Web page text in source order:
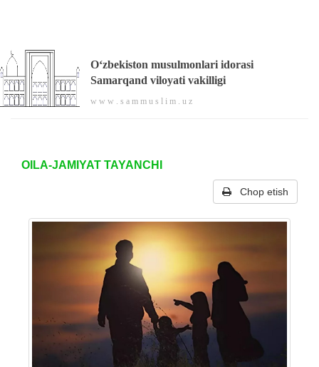
O‘zbekiston musulmonlari idorasi
Samarqand viloyati vakilligi
w w w . s a m m u s l i m . u z
OILA-JAMIYAT TAYANCHI
Chop etish